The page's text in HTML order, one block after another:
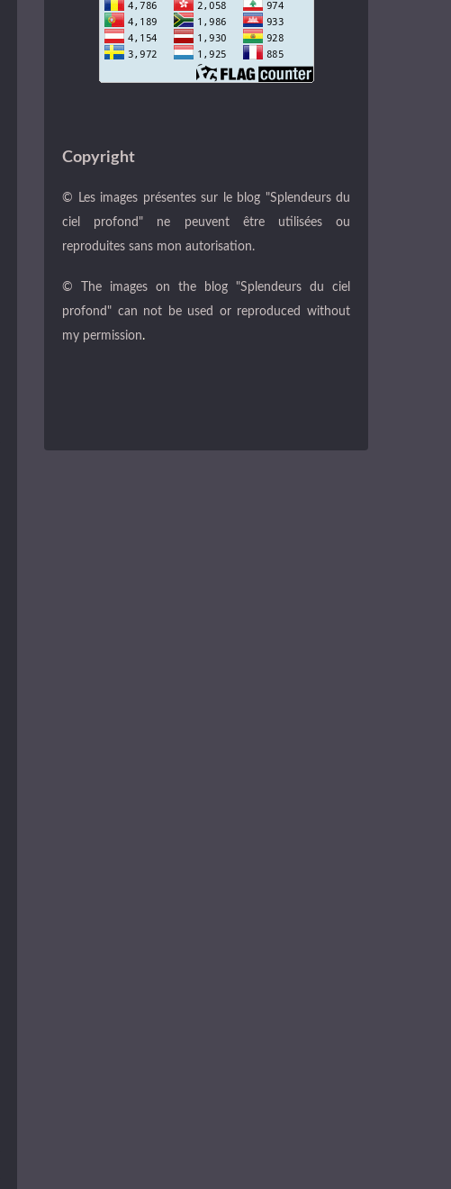
Copyright
© Les images présentes sur le blog "Splendeurs du
ciel profond" ne peuvent être utilisées ou
reproduites sans mon autorisation.
© The images on the blog "Splendeurs du ciel
profond" can not be used or reproduced without
my permission.